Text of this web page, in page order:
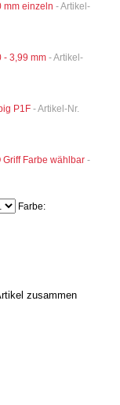
mm einzeln - Artikel-
- 3,99 mm - Artikel-
P1F - Artikel-Nr.
Griff Farbe wählbar -
Farbe:
zusammen